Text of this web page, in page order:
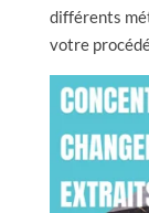
différents
votre